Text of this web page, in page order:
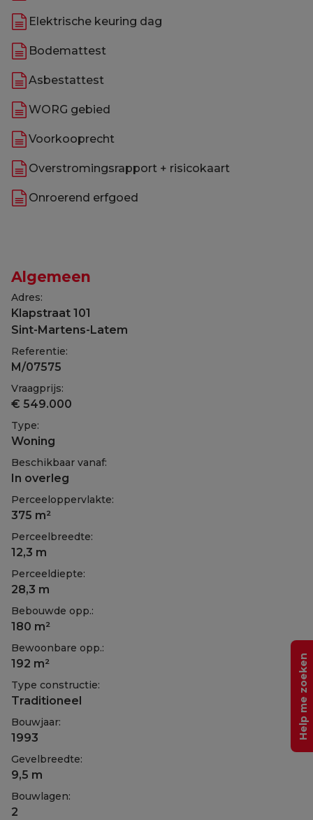
Elektrische keuring dag
Bodemattest
Asbestattest
WORG gebied
Voorkooprecht
Overstromingsrapport + risicokaart
Onroerend erfgoed
Algemeen
Adres:
Klapstraat 101
Sint-Martens-Latem
Referentie:
M/07575
Vraagprijs:
€ 549.000
Type:
Woning
Beschikbaar vanaf:
In overleg
Perceeloppervlakte:
375 m²
Perceelbreedte:
12,3 m
Perceeldiepte:
28,3 m
Bebouwde opp.:
180 m²
Bewoonbare opp.:
192 m²
Type constructie:
Traditioneel
Bouwjaar:
1993
Gevelbreedte:
9,5 m
Bouwlagen:
2
Help me zoeken